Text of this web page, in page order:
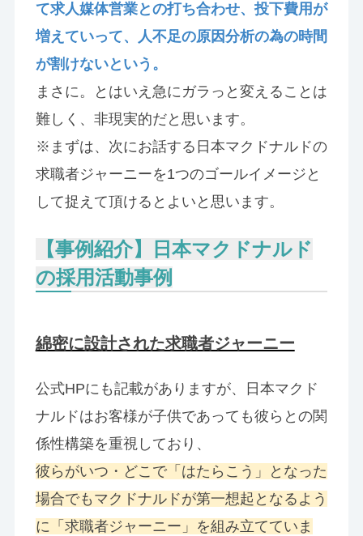
て求人媒体営業との打ち合わせ、投下費用が
増えていって、人不足の原因分析の為の時間
が割けないという。
まさに。とはいえ急にガラっと変えることは
難しく、非現実的だと思います。
※まずは、次にお話する日本マクドナルドの
求職者ジャーニーを1つのゴールイメージと
して捉えて頂けるとよいと思います。
【事例紹介】日本マクドナルド
の採用活動事例
綿密に設計された求職者ジャーニー
公式HPにも記載がありますが、日本マクド
ナルドはお客様が子供であっても彼らとの関
係性構築を重視しており、
彼らがいつ・どこで「はたらこう」となった
場合でもマクドナルドが第一想起となるよう
に「求職者ジャーニー」を組み立てていま